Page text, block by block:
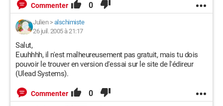
Commenter 0
Julien> alschimiste
26 juil. 2005 à 21:17
Salut,
Euuhhhh, il n'est malheureusement pas gratuit, mais tu dois
pouvoir le trouver en version d'essai sur le site de l'édireur
(Ulead Systems).
Commenter 0